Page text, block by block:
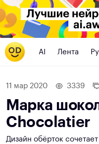
AI Лента
11 мар 2020 3339
Марка
Chocolatier
Дизайн обёрток